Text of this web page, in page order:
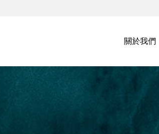
關於我們